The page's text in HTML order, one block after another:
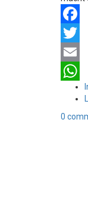
Twitter
Email
0